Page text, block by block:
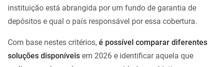
instituição está abrangida por um fundo de garantia de
depósitos e qual o país responsável por essa cobertura.
Com base nestes critérios, é possível comparar diferentes
soluções disponíveis em 2026 e identificar aquela que